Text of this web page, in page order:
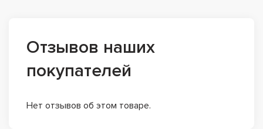
Отзывов наших
покупателей
Нет отзывов об этом товаре.